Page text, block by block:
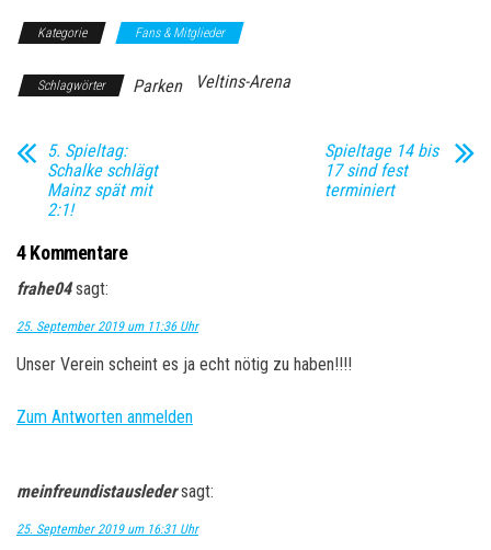
Kategorie Fans & Mitglieder
Schlagwörter Parken Veltins-Arena
5. Spieltag:
Schalke schlägt
Mainz spät mit
2:1!
Spieltage 14 bis
17 sind fest
terminiert
4 Kommentare
frahe04 sagt:
25. September 2019 um 11:36 Uhr
Unser Verein scheint es ja echt nötig zu haben!!!!
Zum Antworten anmelden
meinfreundistausleder sagt:
25. September 2019 um 16:31 Uhr